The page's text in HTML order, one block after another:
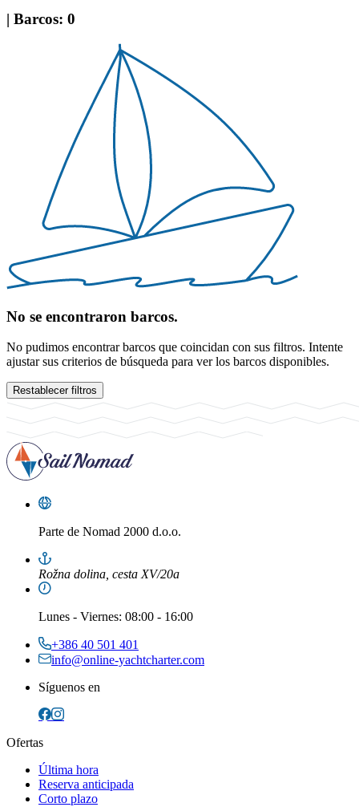
| Barcos: 0
No se encontraron barcos.
No pudimos encontrar barcos que coincidan con sus filtros. Intente
ajustar sus criterios de búsqueda para ver los barcos disponibles.
Restablecer filtros
Parte de Nomad 2000 d.o.o.
Rožna dolina, cesta XV/20a
Lunes - Viernes: 08:00 - 16:00
+386 40 501 401
info@online-yachtcharter.com
Síguenos en
Ofertas
Última hora
Reserva anticipada
Corto plazo